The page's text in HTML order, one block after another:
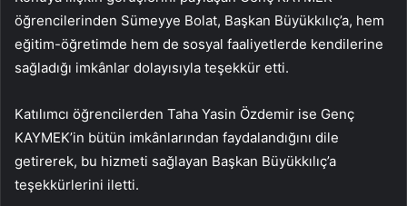
öğrencilerinden Sümeyye Bolat, Başkan Büyükkılıç’a, hem
eğitim-öğretimde hem de sosyal faaliyetlerde kendilerine
sağladığı imkânlar dolayısıyla teşekkür etti.
Katılımcı öğrencilerden Taha Yasin Özdemir ise Genç
KAYMEK’in bütün imkânlarından faydalandığını dile
getirerek, bu hizmeti sağlayan Başkan Büyükkılıç’a
teşekkürlerini iletti.